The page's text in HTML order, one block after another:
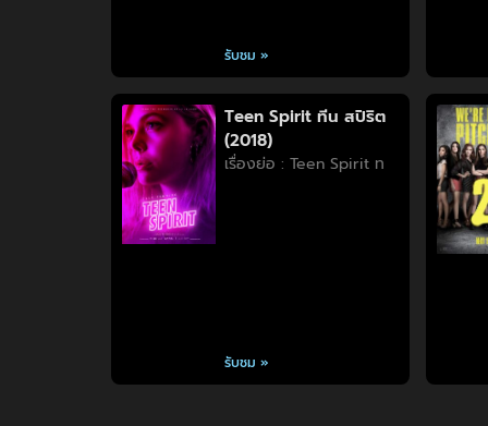
รับชม »
Teen Spirit ทีน สปิริต
(2018)
เรื่องย่อ : Teen Spirit ท
รับชม »